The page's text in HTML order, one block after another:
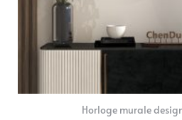
Horloge murale